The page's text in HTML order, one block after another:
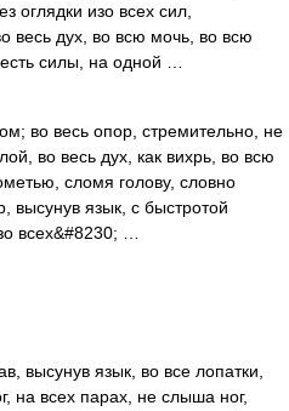
оглядки изо всех сил,
весь дух, во всю мочь, во всю
силы, на одной …
во весь опор, стремительно, не
во весь дух, как вихрь, во всю
сломя голову, словно
высунув язык, с быстротой
всех&#8230; …
высунув язык, во все лопатки,
на всех парах, не слыша ног,